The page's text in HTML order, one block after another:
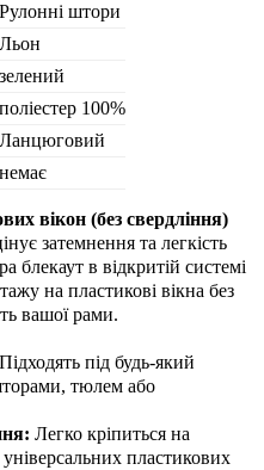
Рулонні штори
Льон
зелений
поліестер 100%
Ланцюговий
немає
вікон (без свердління)
затемнення та легкість
блекаут в відкритій системі
на пластикові вікна без
вашої рами.
Підходять під будь-який
тюлем або
Легко кріпиться на
пластикових